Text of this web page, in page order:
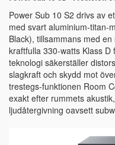
Power Sub 10 S2 drivs av
med svart aluminium-titan-
Black), tillsammans med
kraftfulla 330-watts Klass
teknologi säkerställer
slagkraft och skydd mot
trestegs-funktionen Room
exakt efter rummets
ljudåtergivning oavsett